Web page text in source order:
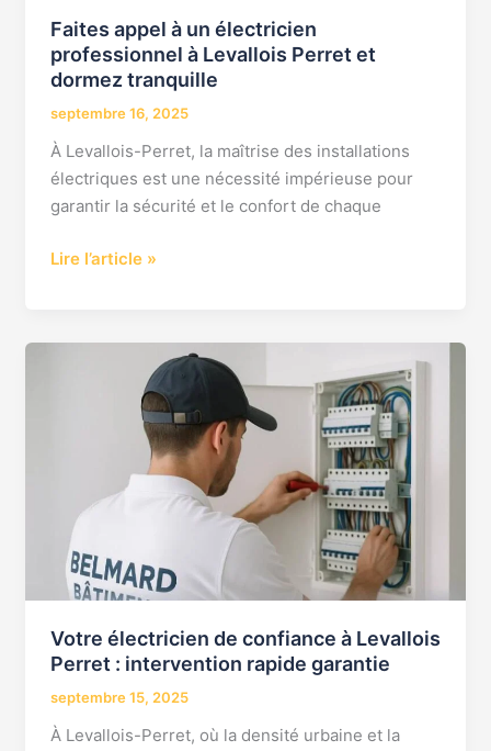
Faites appel à un électricien
professionnel à Levallois Perret et
dormez tranquille
septembre 16, 2025
À Levallois-Perret, la maîtrise des installations
électriques est une nécessité impérieuse pour
garantir la sécurité et le confort de chaque
Lire l’article »
Votre électricien de confiance à Levallois
Perret : intervention rapide garantie
septembre 15, 2025
À Levallois-Perret, où la densité urbaine et la
Levallois
Perret
intervention
rapide
garantie